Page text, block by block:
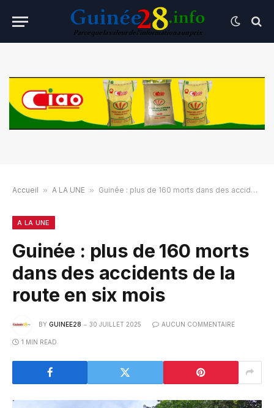
Accueil » A LA UNE » Guinée : plus de 160 morts dans des accidents de la route en six mois
A LA UNE
Guinée : plus de 160 morts
dans des accidents de la
route en six mois
BY GUINEE28 30 JUILLET 2025 AUCUN COMMENTAIRE
1 MIN READ